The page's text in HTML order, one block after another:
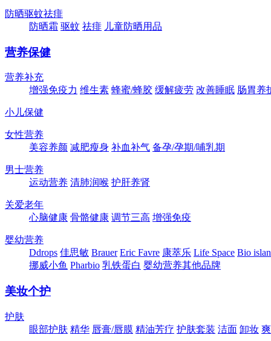
防晒驱蚊祛痱
防晒霜 驱蚊 祛痱 儿童防晒用品
营养保健
营养补充
增强免疫力 维生素 蜂蜜/蜂胶 缓解疲劳 改善睡眠 肠胃养
小儿保健
女性营养
美容养颜 减肥瘦身 补血补气 备孕/孕期/哺乳期
男士营养
运动营养 清肺润喉 护肝养肾
关爱老年
心脑健康 骨骼健康 调节三高 增强免疫
婴幼营养
Ddrops 佳思敏 Brauer Eric Favre 康萃乐 Life Space Bio
挪威小鱼 Pharbio 乳铁蛋白 婴幼营养其他品牌
美妆个护
护肤
眼部护肤 精华 唇膏/唇膜 精油芳疗 护肤套装 洁面 卸妆